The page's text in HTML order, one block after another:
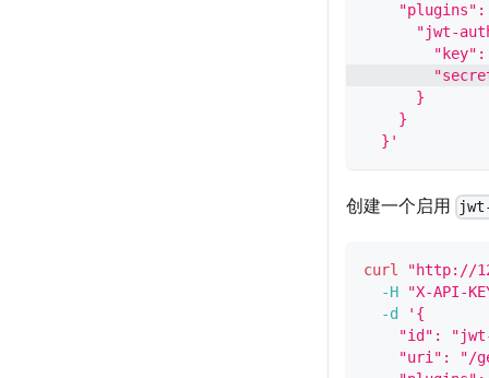
"plugins":
"jwt-
      }
    }
  }'
创建一个启用
curl
"http://
-H
"X-API-
-d
'{
"id":
"uri": "/